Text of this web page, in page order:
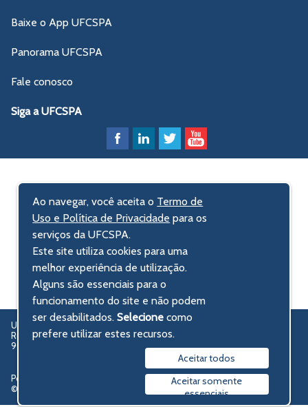
Baixe o App UFCSPA
Panorama UFCSPA
Fale conosco
Siga a UFCSPA
UFCSPA – Universidade Federal de Ciências da Saúde de Porto Alegre
Rua Sarmento Leite, 245 - Centro Histórico
90050-170 Porto Alegre, RS, Brasil
Política de privacidade
© 2009-2026 UFCSPA
Ao navegar, você aceita o Termo de
Uso e Política de Privacidade para os
serviços da UFCSPA.
Este site utiliza cookies para uma
melhor experiência de utilização.
Alguns são essenciais para o
funcionamento do site e não podem
ser desabilitados.Selecionecomo
prefere utilizar estes recursos.
Aceitar todos
Aceitar somente
essenciais